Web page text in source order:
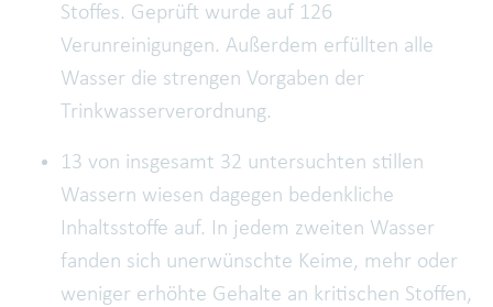
Stoffes. Geprüft wurde auf 126
Verunreinigungen. Außerdem erfüllten alle
Wasser die strengen Vorgaben der
Trinkwasserverordnung.
13 von insgesamt 32 untersuchten stillen
Wassern wiesen dagegen bedenkliche
Inhaltsstoffe auf. In jedem zweiten Wasser
fanden sich unerwünschte Keime, mehr oder
weniger erhöhte Gehalte an kritischen Stoffen,